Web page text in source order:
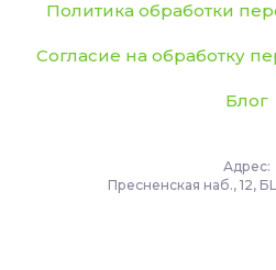
Политика обработки
Согласие на обработку
Блог
Адрес:
Пресненская наб., 12,